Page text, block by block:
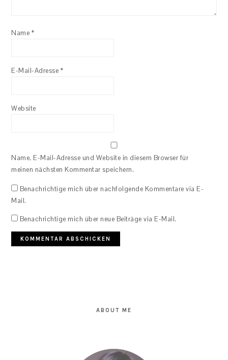
Name *
E-Mail-Adresse *
Website
Name, E-Mail-Adresse und Website in diesem Browser für
meinen nächsten Kommentar speichern.
Benachrichtige mich über nachfolgende Kommentare via E-
Mail.
Benachrichtige mich über neue Beiträge via E-Mail.
ABOUT ME